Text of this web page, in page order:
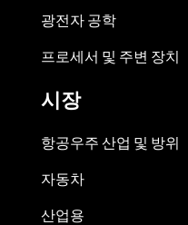
광전자 공학
프로세서 및 주변 장치
시장
항공우주 산업 및 방위
자동차
산업용